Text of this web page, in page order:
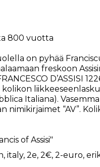
800 vuotta
on pyhää
freskoon
D’ASSISI
Italiana).
nimikirjaimet “AV”.
of Assisi"
, italy, 2e, 2€, 2-euro,